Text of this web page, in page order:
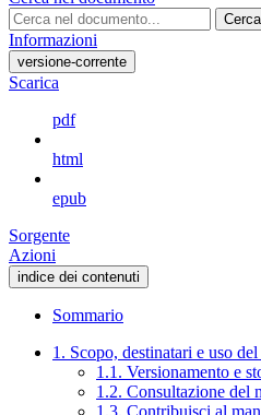
Informazioni
versione-corrente
Scarica
pdf
html
epub
Sorgente
Azioni
indice dei contenuti
Sommario
1. Scopo, destinatari e uso
1.1. Versionamento e
1.2. Consultazione del
1.3. Contribuisci al